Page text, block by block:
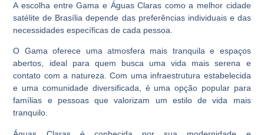
A escolha entre Gama e Águas Claras como a melhor cidade
satélite de Brasília depende das preferências individuais e das
necessidades específicas de cada pessoa.
O Gama oferece uma atmosfera mais tranquila e espaços
abertos, ideal para quem busca uma vida mais serena e
contato com a natureza. Com uma infraestrutura estabelecida
e uma comunidade diversificada, é uma opção popular para
famílias e pessoas que valorizam um estilo de vida mais
tranquilo.